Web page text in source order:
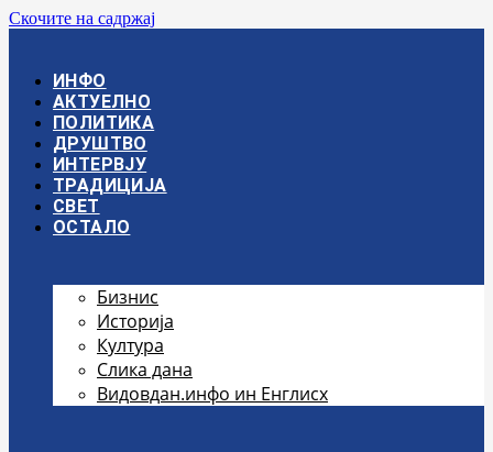
Скочите на садржај
ИНФО
АКТУЕЛНО
ПОЛИТИКА
ДРУШТВО
ИНТЕРВЈУ
ТРАДИЦИЈА
СВЕТ
ОСТАЛО
Бизнис
Историја
Култура
Слика дана
Видовдан.инфо ин Енглисх